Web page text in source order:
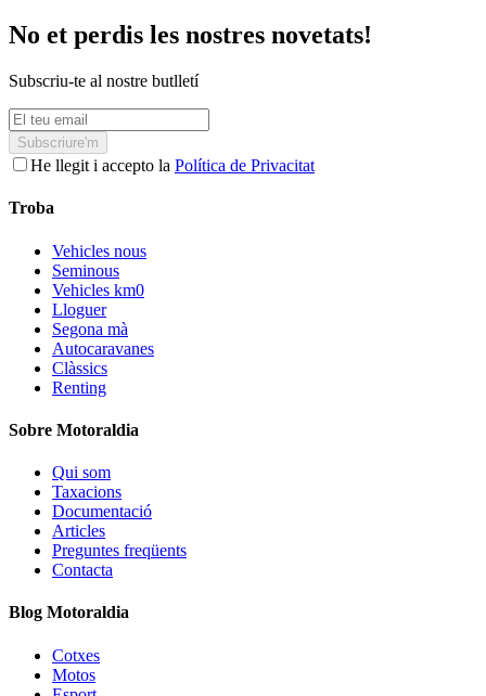
No et perdis les nostres novetats!
Subscriu-te al nostre butlletí
Subscriure'm
He llegit i accepto la Política de Privacitat
Troba
Vehicles nous
Seminous
Vehicles km0
Lloguer
Segona mà
Autocaravanes
Clàssics
Renting
Sobre Motoraldia
Qui som
Taxacions
Documentació
Articles
Preguntes freqüents
Contacta
Blog Motoraldia
Cotxes
Motos